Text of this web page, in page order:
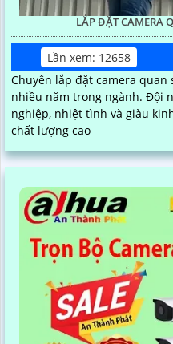
LẮP ĐẶT CAMERA
Lần xem: 12658
Chuyên lắp đặt camera
nhiều năm trong ngành. Đội ngũ kỹ thuật viên chuyên
nghiệp, nhiệt tình và giàu
chất lượng cao